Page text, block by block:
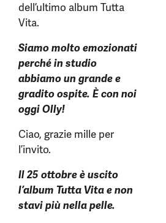
dell’ultimo album Tutta
Vita.
Siamo molto emozionati
perché in studio
abbiamo un grande e
gradito ospite. È con noi
oggi Olly!
Ciao, grazie mille per
l’invito.
Il 25 ottobre è uscito
l’album Tutta Vita e non
stavi più nella pelle.